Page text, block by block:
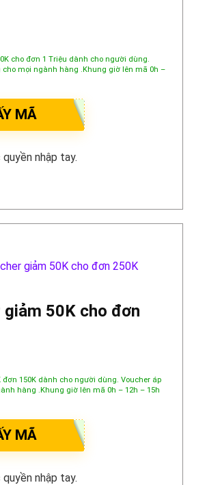
cho đơn 1 Triệu dành cho người dùng.
cho mọi ngành hàng .Khung giờ lên mã 0h –
MÃ
nhập tay.
giảm 50K cho đơn
đơn 150K dành cho người dùng. Voucher áp
hàng .Khung giờ lên mã 0h – 12h – 15h
MÃ
nhập tay.